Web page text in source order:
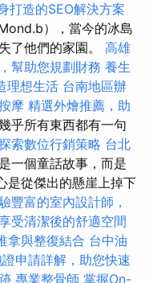
打造的SEO解決方案
），當今的冰島
了他們的家園。 高雄
幫助您規劃財務 養生
理想生活 台南地區辦
摩 精選外燴推薦，助
乎所有東西都有一句
索數位行銷策略 台北
一個童話故事，而是
是從傑出的懸崖上掉下
豐富的室內設計師，
受清潔後的舒適空間
拿與整復結合 台中油
申請詳解，助您快速
專業整骨師 掌握On-